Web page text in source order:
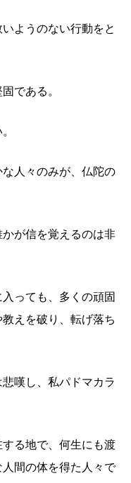
ようのない行動をと
である。
人々のみが、仏陀の
が信を覚えるのは非
っても、多くの頑固
えを破り、転げ落ち
嘆し、私パドマカラ
る地で、何生にも渡
間の体を得た人々で